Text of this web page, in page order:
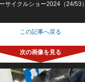
サイクルショー2024（24/53）
この記事へ戻る